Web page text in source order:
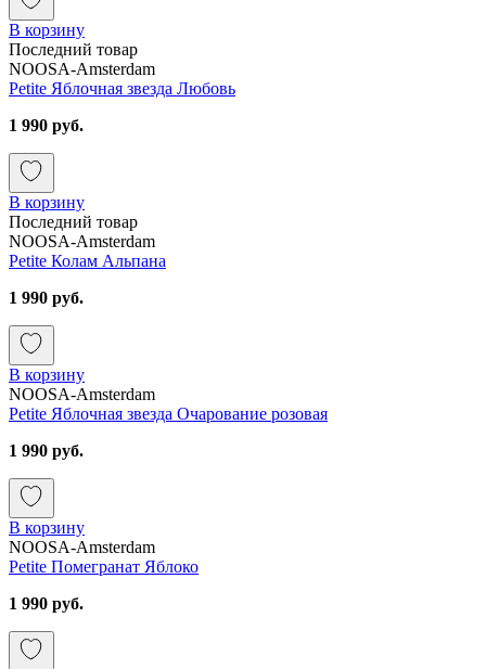
В корзину
Последний товар
NOOSA-Amsterdam
Petite Яблочная звезда Любовь
1 990 руб.
В корзину
Последний товар
NOOSA-Amsterdam
Petite Колам Альпана
1 990 руб.
В корзину
NOOSA-Amsterdam
Petite Яблочная звезда Очарование розовая
1 990 руб.
В корзину
NOOSA-Amsterdam
Petite Помегранат Яблоко
1 990 руб.